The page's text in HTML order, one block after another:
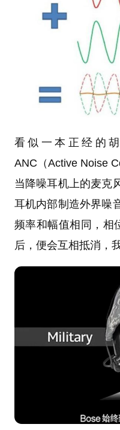
看似一本正经的
ANC（Active Noise
当降噪耳机上的麦克
耳机内部制造外界噪
频率和幅值相同，相
后，便会互相抵消，